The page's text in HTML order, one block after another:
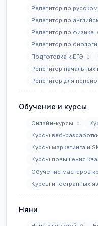
Репетитор по
Репетитор по
Репетитор по физике
Репетитор по
Подготовка к ЕГЭ 0
Репетитор начальных
Репетитор для
Обучение и курсы
Онлайн-курсы 0
Курсы веб-
Курсы маркетинга и
Курсы повышения
Обучение мастеров
Курсы иностранных
Няни